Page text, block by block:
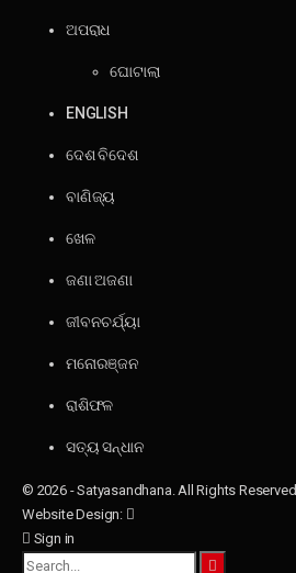
ଅପରାଧ
ଘୋଟାଲା
ENGLISH
ଦେଶ ବିଦେଶ
ବାଣିଜ୍ୟ
ଖେଳ
ଜଣା ଅଜଣା
ଜୀବନଚର୍ଯ୍ୟା
ମନୋରଞ୍ଜନ
ରାଶିଫଳ
ସତ୍ୟ ସନ୍ଧାନ
© 2026 - Satyasandhana. All Rights Reserved.
Website Design:
Sign in